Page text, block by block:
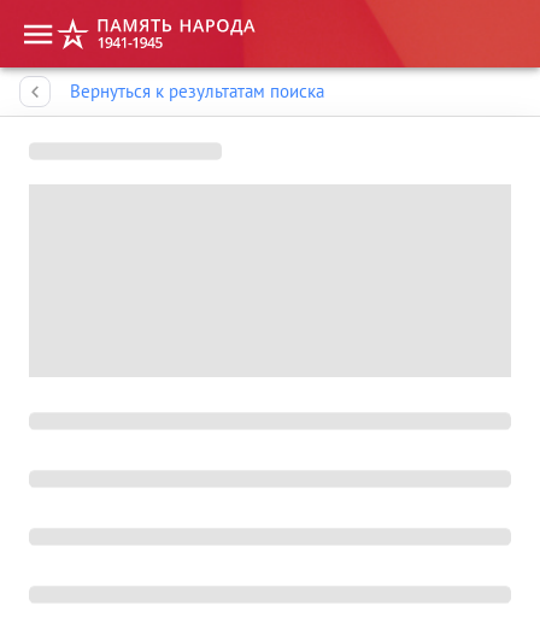
Вернуться к результатам поиска
Память народа